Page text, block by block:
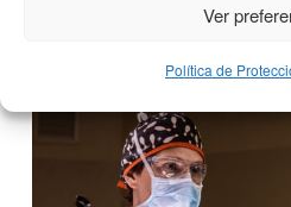
Ver
Política de